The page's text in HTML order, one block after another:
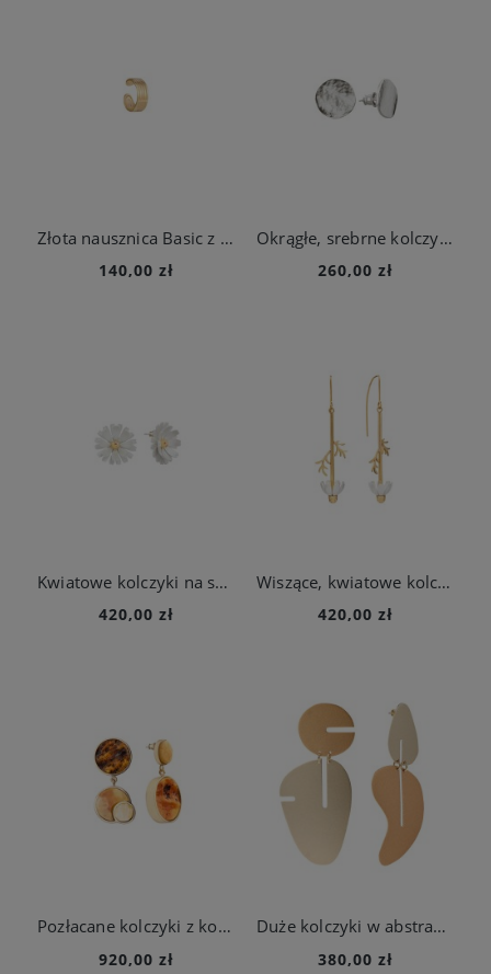
Złota nausznica Basic z kolekcji Holos
140,00 zł
Okrągłe, srebrne kolczyki z kolekcji Rundo
260,00 zł
Kwiatowe kolczyki na sztyft - Rumianek
420,00 zł
Wiszące, kwiatowe kolczyki na sztyft - Rumianek
420,00 zł
Pozłacane kolczyki z kolorowymi bursztynami z kolekcji Baltica
920,00 zł
Duże kolczyki w abstrakcyjnym kształcie z kolekcji Tache
380,00 zł